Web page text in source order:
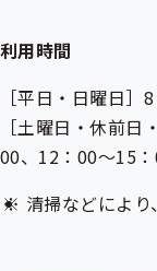
利用時間
［平日・日曜日
［土曜日・休前
00、12：00～15
清掃などによ